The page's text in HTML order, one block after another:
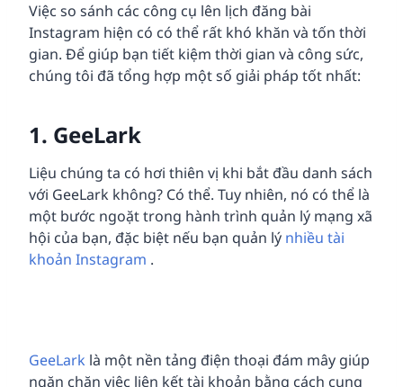
Việc so sánh các công cụ lên lịch đăng bài
Instagram hiện có có thể rất khó khăn và tốn thời
gian. Để giúp bạn tiết kiệm thời gian và công sức,
chúng tôi đã tổng hợp một số giải pháp tốt nhất:
1. GeeLark
Liệu chúng ta có hơi thiên vị khi bắt đầu danh sách
với GeeLark không? Có thể. Tuy nhiên, nó có thể là
một bước ngoặt trong hành trình quản lý mạng xã
hội của bạn, đặc biệt nếu bạn quản lý nhiều tài
khoản Instagram .
GeeLark là một nền tảng điện thoại đám mây giúp
ngăn chặn việc liên kết tài khoản bằng cách cung